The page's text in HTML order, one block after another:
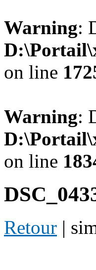
Warning:
on line
Warning:
on line
Retour |